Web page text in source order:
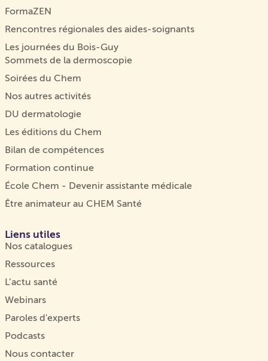
FormaZEN
Rencontres régionales des aides-soignants
Les journées du Bois-Guy
Sommets de la dermoscopie
Soirées du Chem
Nos autres activités
DU dermatologie
Les éditions du Chem
Bilan de compétences
Formation continue
École Chem - Devenir assistante médicale
Être animateur au CHEM Santé
Liens utiles
Nos catalogues
Ressources
L’actu santé
Webinars
Paroles d'experts
Podcasts
Nous contacter